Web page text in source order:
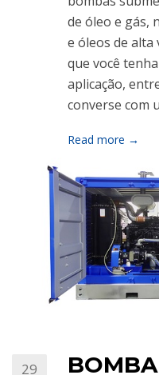
de óleo e gás,
e óleos de alta
que você
aplicação,
converse com
Read more →
29